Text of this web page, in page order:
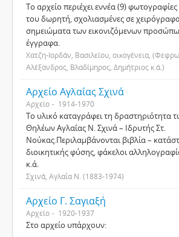
Το αρχείο περιέχει εννέα (9)
του δωρητή, σχολιασμένες σε
σημειώματα των εικονιζόμενων
έγγραφα.
Χατζη-Ιορδάν, Βασιλείου, οικογένεια,
Αλέξανδρος, Βλαδίμηρος, Δημήτριος κ.ά.)
Αρχείο Αγλαΐας Σχινά
Αρχείο 1914-1970
Το υλικό καταγράφει τη δραστηριότητα
Θηλέων Αγλαΐας Ν. Σχινά – Ιδρυτής Στ.
Νούκας.Περιλαμβάνονται βιβλία –
διοικητικής φύσης, φάκελοι
κ.ά.
Σχινά, Αγλαΐα Ν. (1883-1974)
Αρχείο Γ. Σαγιαξή
Αρχείο 1920-1937
Στο αρχείο υπάρχουν: